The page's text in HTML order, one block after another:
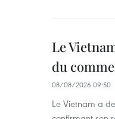
Le
du
08/08/2026 09:50
Le Vietnam a